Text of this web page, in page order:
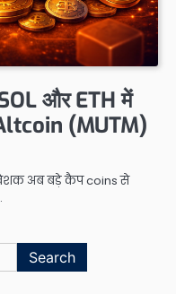
और ETH में
(MUTM)
अब बड़े कैप coins से